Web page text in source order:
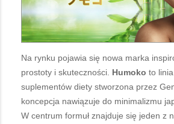
Na rynku pojawia się nowa marka
prostoty i skuteczności. Humoko to
suplementów diety stworzona przez
koncepcja nawiązuje do minimalizmu
W centrum formuł znajduje się jeden z